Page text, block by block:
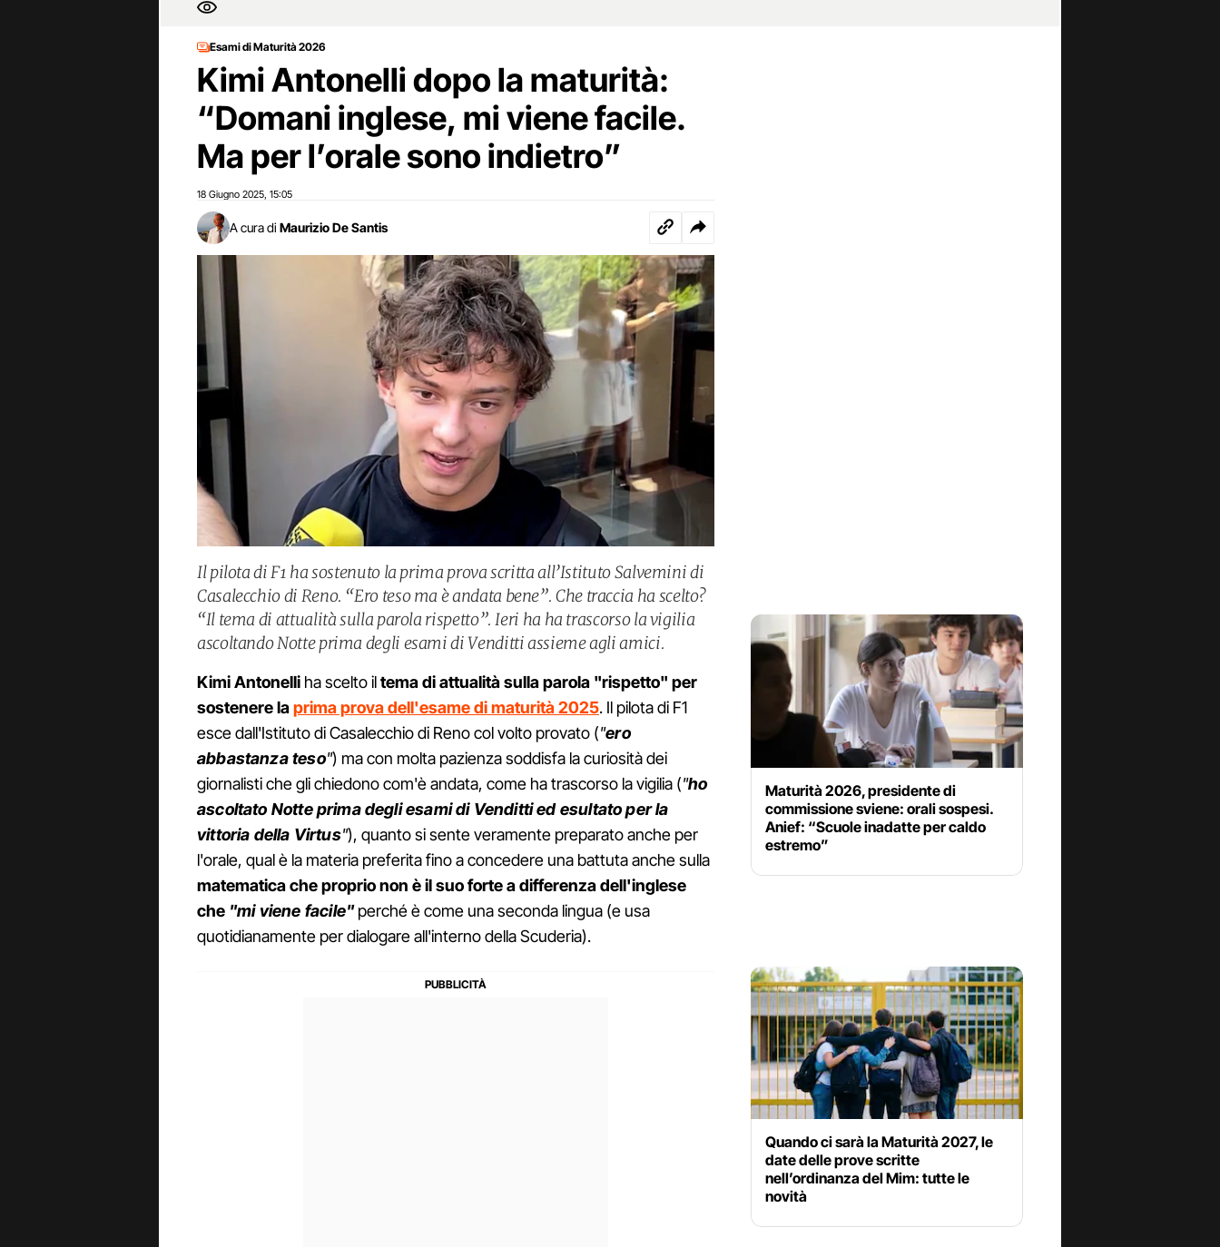
Esami di Maturità 2026
Kimi Antonelli dopo la maturità:
“Domani inglese, mi viene facile.
Ma per l’orale sono indietro”
18 Giugno 2025 15:05
A cura di Maurizio De Santis
Il pilota di F1 ha sostenuto la prima prova scritta all’Istituto Salvemini di
Casalecchio di Reno. “Ero teso ma è andata bene”. Che traccia ha scelto?
“Il tema di attualità sulla parola rispetto”. Ieri ha ha trascorso la vigilia
ascoltando Notte prima degli esami di Venditti assieme agli amici.
Kimi Antonelli ha scelto iltema di attualità sulla parola "rispetto" per
sostenere laprima prova dell'esame di maturità 2025. Il pilota di F1
esce dall'Istituto di Casalecchio di Reno col volto provato ("ero
abbastanza teso") ma con molta pazienza soddisfa la curiosità dei
giornalisti che gli chiedono com'è andata, come ha trascorso la vigilia ("ho
ascoltato Notte prima degli esami di Venditti ed esultato per la
vittoria della Virtus"), quanto si sente veramente preparato anche per
l'orale, qual è la materia preferita fino a concedere una battuta anche sulla
matematica che proprio non è il suo forte a differenza dell'inglese
che "mi viene facile"perché è come una seconda lingua (e usa
quotidianamente per dialogare all'interno della Scuderia).
Maturità 2026, presidente di
commissione sviene: orali sospesi.
Anief: “Scuole inadatte per caldo
estremo”
Quando ci sarà la Maturità 2027, le
date delle prove scritte
nell’ordinanza del Mim: tutte le
novità